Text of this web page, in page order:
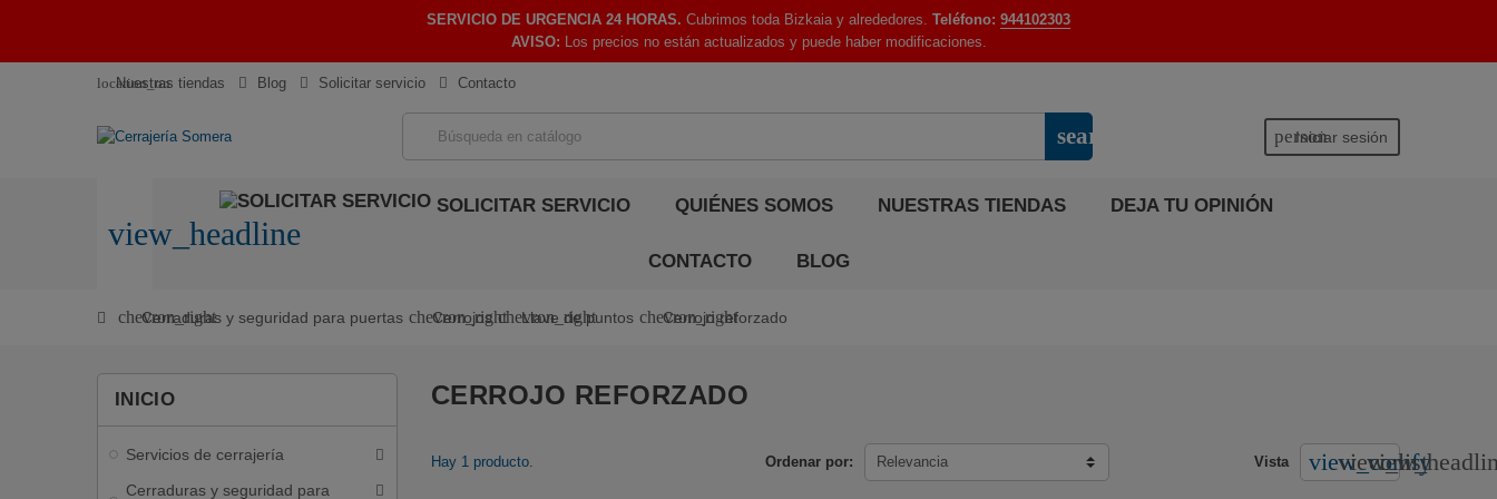
SERVICIO DE URGENCIA 24 HORAS. Cubrimos toda Bizkaia y alrededores. Teléfono: 944102303
AVISO: Los precios no están actualizados y puede haber modificaciones.
location_on
Nuestras tiendas Blog Solicitar servicio Contacto
search person
Iniciar sesión
view_headline
SOLICITAR SERVICIO QUIÉNES SOMOS NUESTRAS TIENDAS DEJA TU OPINIÓN
CONTACTO BLOG
chevron_right
Cerraduras y seguridad para puertas chevron_right
Cerrojos chevron_right
Llave de puntos chevron_right
Cerrojo reforzado
INICIO
Servicios de cerrajería
Cerraduras y seguridad para
CERROJO REFORZADO
Ordenar por: Relevancia Vista view_comfy
view_list
Hay 1 producto.